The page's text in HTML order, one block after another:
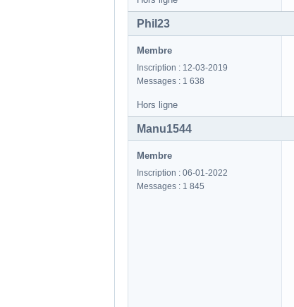
Phil23
Membre
Inscription : 12-03-2019
Messages : 1 638
Hors ligne
Manu1544
Membre
Inscription : 06-01-2022
Messages : 1 845